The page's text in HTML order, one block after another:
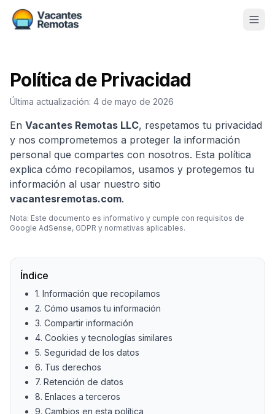
Blog
Contacto
Calculadora Freelance
📨 Suscribirme gratis al newsletter
Política de Privacidad
Última actualización: 4 de mayo de 2026
En Vacantes Remotas LLC, respetamos tu privacidad
y nos comprometemos a proteger la información
personal que compartes con nosotros. Esta política
explica cómo recopilamos, usamos y protegemos tu
información al usar nuestro sitio
vacantesremotas.com.
Nota: Este documento es informativo y cumple con requisitos de
Google AdSense, GDPR y normativas aplicables.
Índice
1. Información que recopilamos
2. Cómo usamos tu información
3. Compartir información
4. Cookies y tecnologías similares
5. Seguridad de los datos
6. Tus derechos
7. Retención de datos
8. Enlaces a terceros
9. Cambios en esta política